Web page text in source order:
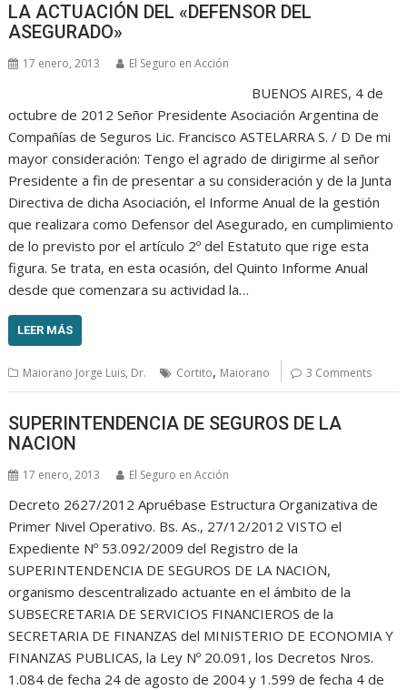
LA ACTUACIÓN DEL «DEFENSOR DEL
ASEGURADO»
17 enero, 2013 El Seguro en Acción
BUENOS AIRES, 4 de
octubre de 2012 Señor Presidente Asociación Argentina de
Compañías de Seguros Lic. Francisco ASTELARRA S. / D De mi
mayor consideración: Tengo el agrado de dirigirme al señor
Presidente a fin de presentar a su consideración y de la Junta
Directiva de dicha Asociación, el Informe Anual de la gestión
que realizara como Defensor del Asegurado, en cumplimiento
de lo previsto por el artículo 2º del Estatuto que rige esta
figura. Se trata, en esta ocasión, del Quinto Informe Anual
desde que comenzara su actividad la…
LEER MÁS
Maiorano Jorge Luis, Dr. Cortito, Maiorano 3 Comments
SUPERINTENDENCIA DE SEGUROS DE LA
NACION
17 enero, 2013 El Seguro en Acción
Decreto 2627/2012 Apruébase Estructura Organizativa de
Primer Nivel Operativo. Bs. As., 27/12/2012 VISTO el
Expediente Nº 53.092/2009 del Registro de la
SUPERINTENDENCIA DE SEGUROS DE LA NACION,
organismo descentralizado actuante en el ámbito de la
SUBSECRETARIA DE SERVICIOS FINANCIEROS de la
SECRETARIA DE FINANZAS del MINISTERIO DE ECONOMIA Y
FINANZAS PUBLICAS, la Ley Nº 20.091, los Decretos Nros.
1.084 de fecha 24 de agosto de 2004 y 1.599 de fecha 4 de